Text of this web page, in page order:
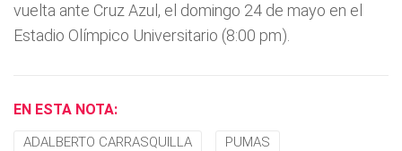
vuelta ante Cruz Azul, el domingo 24 de mayo en el
Estadio Olímpico Universitario (8:00 pm).
EN ESTA NOTA:
ADALBERTO CARRASQUILLA PUMAS